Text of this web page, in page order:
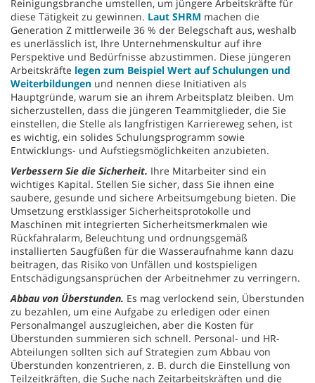
Reinigungsbranche umstellen, um jüngere Arbeitskräfte für
diese Tätigkeit zu gewinnen. Laut SHRM machen die
Generation Z mittlerweile 36 % der Belegschaft aus, weshalb
es unerlässlich ist, Ihre Unternehmenskultur auf ihre
Perspektive und Bedürfnisse abzustimmen. Diese jüngeren
Arbeitskräfte legen zum Beispiel Wert auf Schulungen und
Weiterbildungen und nennen diese Initiativen als
Hauptgründe, warum sie an ihrem Arbeitsplatz bleiben. Um
sicherzustellen, dass die jüngeren Teammitglieder, die Sie
einstellen, die Stelle als langfristigen Karriereweg sehen, ist
es wichtig, ein solides Schulungsprogramm sowie
Entwicklungs- und Aufstiegsmöglichkeiten anzubieten.
Verbessern Sie die Sicherheit. Ihre Mitarbeiter sind ein
wichtiges Kapital. Stellen Sie sicher, dass Sie ihnen eine
saubere, gesunde und sichere Arbeitsumgebung bieten. Die
Umsetzung erstklassiger Sicherheitsprotokolle und
Maschinen mit integrierten Sicherheitsmerkmalen wie
Rückfahralarm, Beleuchtung und ordnungsgemäß
installierten Saugfüßen für die Wasseraufnahme kann dazu
beitragen, das Risiko von Unfällen und kostspieligen
Entschädigungsansprüchen der Arbeitnehmer zu verringern.
Abbau von Überstunden. Es mag verlockend sein, Überstunden
zu bezahlen, um eine Aufgabe zu erledigen oder einen
Personalmangel auszugleichen, aber die Kosten für
Überstunden summieren sich schnell. Personal- und HR-
Abteilungen sollten sich auf Strategien zum Abbau von
Überstunden konzentrieren, z. B. durch die Einstellung von
Teilzeitkräften, die Suche nach Zeitarbeitskräften und die